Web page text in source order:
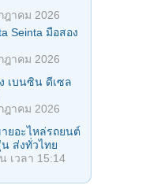
ฎาคม 2026
Seinta มือสอง
ฎาคม 2026
เบนซิน ดีเซล
ฎาคม 2026
ยอะไหล่รถยนต์
ส่งทั่วไทย
เวลา 15:14